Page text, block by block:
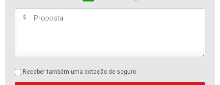
Receber também uma cotação de seguro